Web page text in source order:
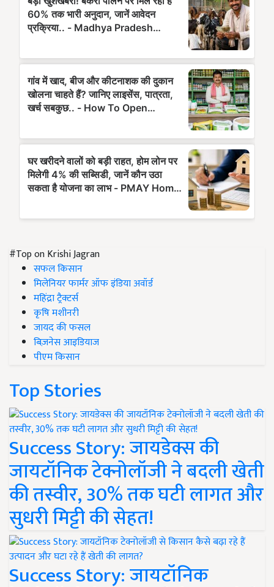
#Top on Krishi Jagran
सफल किसान
मिलेनियर फार्मर ऑफ इंडिया अवॉर्ड
महिंद्रा ट्रैक्टर्स
कृषि मशीनरी
जायद की फसल
बिज़नेस आइडियाज
पीएम किसान
Top Stories
Success Story: जायडेक्स की
जायटॉनिक टेक्नोलॉजी ने बदली खेती
की तस्वीर, 30% तक घटी लागत और
सुधरी मिट्टी की सेहत!
Success Story: जायटॉनिक